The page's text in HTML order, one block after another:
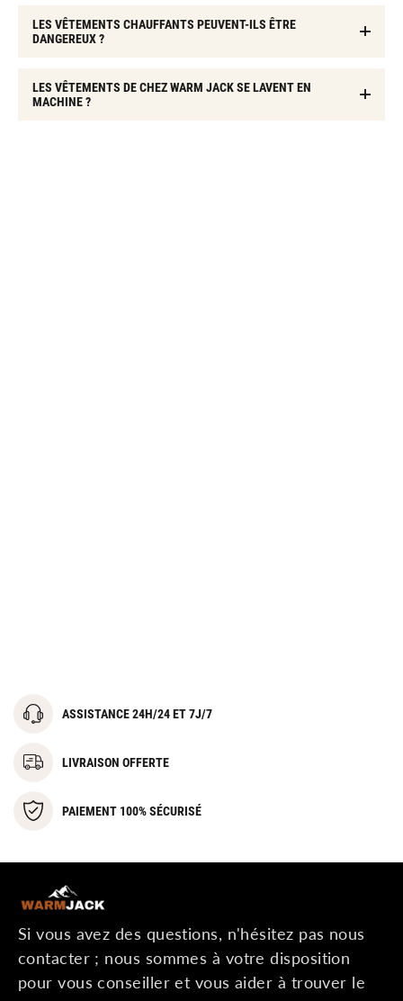
LES VÊTEMENTS CHAUFFANTS PEUVENT-ILS ÊTRE
DANGEREUX ?
LES VÊTEMENTS DE CHEZ WARM JACK SE LAVENT EN
MACHINE ?
ASSISTANCE 24H/24 ET 7J/7
LIVRAISON OFFERTE
PAIEMENT 100% SÉCURISÉ
Si vous avez des questions, n'hésitez pas nous
contacter ; nous sommes à votre disposition
pour vous conseiller et vous aider à trouver le